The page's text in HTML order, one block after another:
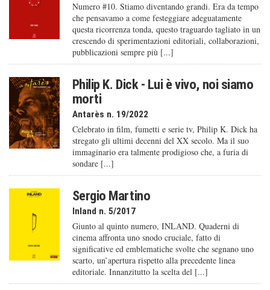
Numero #10. Stiamo diventando grandi. Era da tempo
che pensavamo a come festeggiare adeguatamente
questa ricorrenza tonda, questo traguardo tagliato in un
crescendo di sperimentazioni editoriali, collaborazioni,
pubblicazioni sempre più [...]
Philip K. Dick - Lui è vivo, noi siamo
morti
Antarès n. 19/2022
Celebrato in film, fumetti e serie tv, Philip K. Dick ha
stregato gli ultimi decenni del XX secolo. Ma il suo
immaginario era talmente prodigioso che, a furia di
sondare [...]
Sergio Martino
Inland n. 5/2017
Giunto al quinto numero, INLAND. Quaderni di
cinema affronta uno snodo cruciale, fatto di
significative ed emblematiche svolte che segnano uno
scarto, un’apertura rispetto alla precedente linea
editoriale. Innanzitutto la scelta del [...]